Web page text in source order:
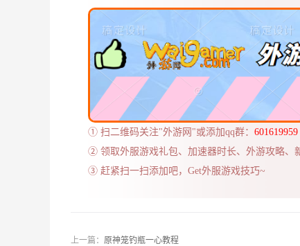
① 扫二维码关注"外游网"或添加qq群： 601619959
② 领取外服游戏礼包、加速器时长、外游攻略、
③ 赶紧扫一扫添加吧，Get外服游戏技巧~
上一篇： 原神笼钓瓶一心教程